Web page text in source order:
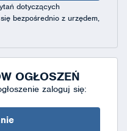
dotyczących
bezpośrednio z urzędem,
OGŁOSZEŃ
zaloguj się: